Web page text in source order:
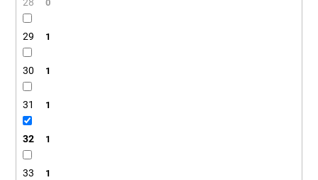
0
29 1
30 1
31 1
32 1
33 1